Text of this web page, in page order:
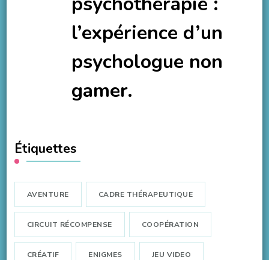
l’expérience d’un
psychologue non
gamer.
Étiquettes
AVENTURE CADRE THÉRAPEUTIQUE
CIRCUIT RÉCOMPENSE COOPÉRATION
CRÉATIF ENIGMES JEU VIDEO